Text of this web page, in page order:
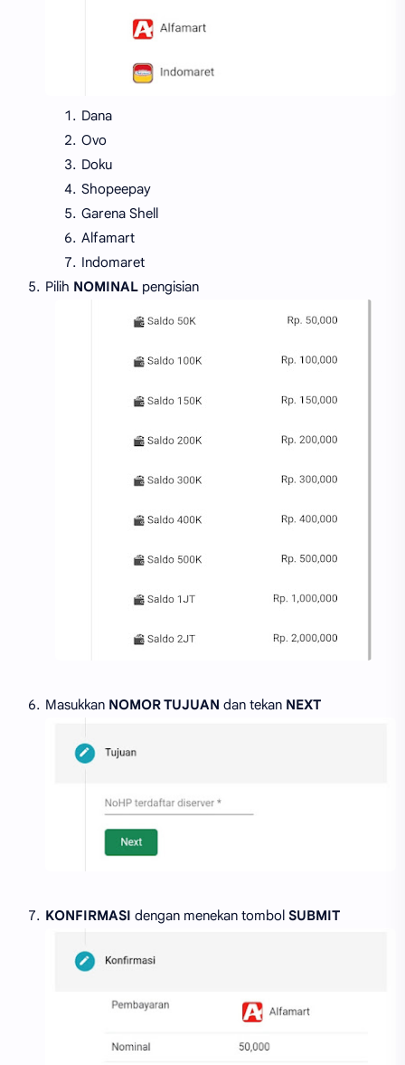
Dana
Ovo
Doku
Shopeepay
Garena Shell
Alfamart
Indomaret
Pilih NOMINAL pengisian
Masukkan NOMOR TUJUAN dan tekan NEXT
KONFIRMASI dengan menekan tombol SUBMIT